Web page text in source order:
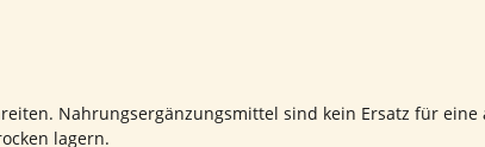
Nahrungsergänzungsmittel sind kein Ersatz für
lagern.